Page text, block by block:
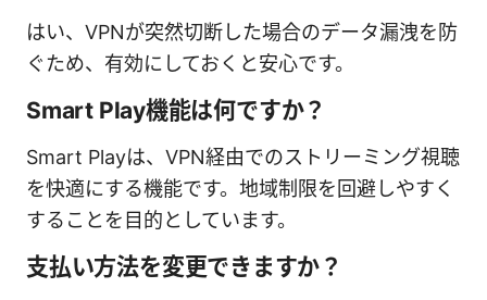
はい、VPNが突然切断した場合のデータ漏洩を防
ぐため、有効にしておくと安心です。
Smart Play機能は何ですか？
Smart Playは、VPN経由でのストリーミング視聴
を快適にする機能です。地域制限を回避しやすく
することを目的としています。
支払い方法を変更できますか？